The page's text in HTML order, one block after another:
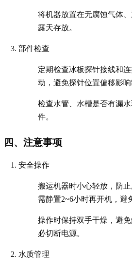
将机器放置在无腐蚀气体
露天存放。
部件检查
定期检查冰板探针接线和
动，避免探针位置偏移影响
检查水管、水槽是否有漏
件。
四、注意事项
安全操作
搬运机器时小心轻放，防
需静置2~6小时再开机，避
操作时保持双手干燥，避
必切断电源。
水质管理